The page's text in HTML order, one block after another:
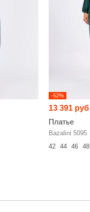
-52%
13 391 руб
Платье
Bazalini 5095
42
44 46 48